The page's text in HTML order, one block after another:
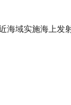
海域实施海上发